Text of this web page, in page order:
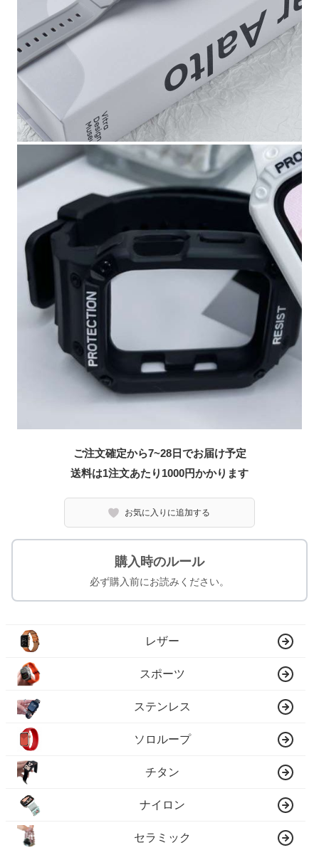
ご注文確定から7~28日でお届け予定
送料は1注文あたり 1000円かかります
お気に入りに追加する
購入時のルール
必ず購入前にお読みください。
レザー
スポーツ
ステンレス
ソロループ
チタン
ナイロン
セラミック